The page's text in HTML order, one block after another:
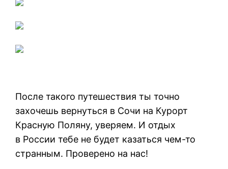
После такого путешествия ты точно
захочешь вернуться в Сочи на Курорт
Красную Поляну, уверяем. И отдых
в России тебе не будет казаться чем-то
странным. Проверено на нас!